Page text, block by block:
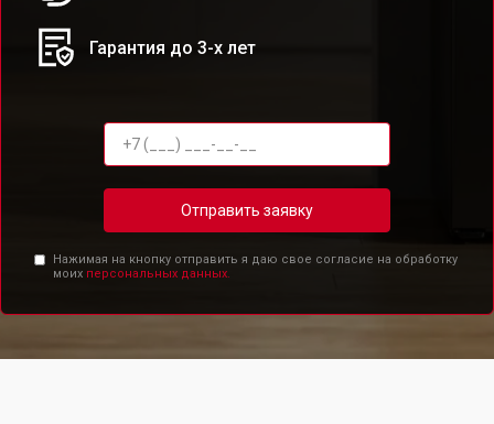
Гарантия до 3-х лет
Отправить заявку
Нажимая на кнопку отправить я даю свое согласие на обработку
моих персональных данных.